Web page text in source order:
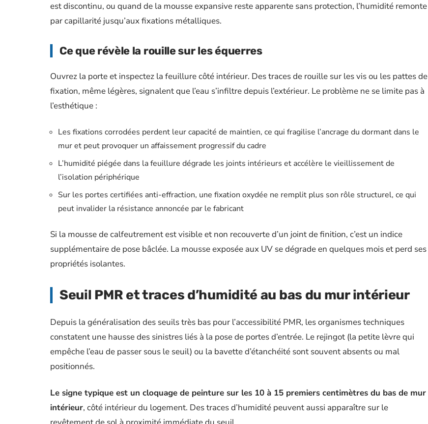
est discontinu, ou quand de la mousse expansive reste apparente sans protection, l’humidité remonte
par capillarité jusqu’aux fixations métalliques.
Ce que révèle la rouille sur les équerres
Ouvrez la porte et inspectez la feuillure côté intérieur. Des traces de rouille sur les vis ou les pattes de
fixation, même légères, signalent que l’eau s’infiltre depuis l’extérieur. Le problème ne se limite pas à
l’esthétique :
Les fixations corrodées perdent leur capacité de maintien, ce qui fragilise l’ancrage du dormant dans le
mur et peut provoquer un affaissement progressif du cadre
L’humidité piégée dans la feuillure dégrade les joints intérieurs et accélère le vieillissement de
l’isolation périphérique
Sur les portes certifiées anti-effraction, une fixation oxydée ne remplit plus son rôle structurel, ce qui
peut invalider la résistance annoncée par le fabricant
Si la mousse de calfeutrement est visible et non recouverte d’un joint de finition, c’est un indice
supplémentaire de pose bâclée. La mousse exposée aux UV se dégrade en quelques mois et perd ses
propriétés isolantes.
Seuil PMR et traces d’humidité au bas du mur intérieur
Depuis la généralisation des seuils très bas pour l’accessibilité PMR, les organismes techniques
constatent une hausse des sinistres liés à la pose de portes d’entrée. Le rejingot (la petite lèvre qui
empêche l’eau de passer sous le seuil) ou la bavette d’étanchéité sont souvent absents ou mal
positionnés.
Le signe typique est un cloquage de peinture sur les 10 à 15 premiers centimètres du bas de mur
intérieur, côté intérieur du logement. Des traces d’humidité peuvent aussi apparaître sur le